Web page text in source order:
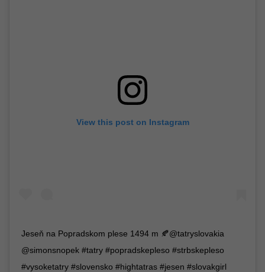
View this post on Instagram
Jeseň na Popradskom plese 1494 m 🍂@tatryslovakia
@simonsnopek #tatry #popradskepleso #strbskepleso
#vysoketatry #slovensko #hightatras #jesen #slovakgirl